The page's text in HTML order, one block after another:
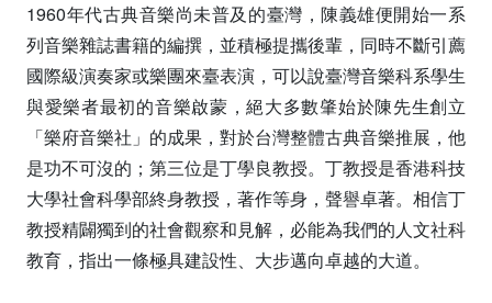
1960年代古典音樂尚未普及的臺灣，陳義雄便開始一系
列音樂雜誌書籍的編撰，並積極提攜後輩，同時不斷引薦
國際級演奏家或樂團來臺表演，可以說臺灣音樂科系學生
與愛樂者最初的音樂啟蒙，絕大多數肇始於陳先生創立
「樂府音樂社」的成果，對於台灣整體古典音樂推展，他
是功不可沒的；第三位是丁學良教授。丁教授是香港科技
大學社會科學部終身教授，著作等身，聲譽卓著。相信丁
教授精闢獨到的社會觀察和見解，必能為我們的人文社科
教育，指出一條極具建設性、大步邁向卓越的大道。